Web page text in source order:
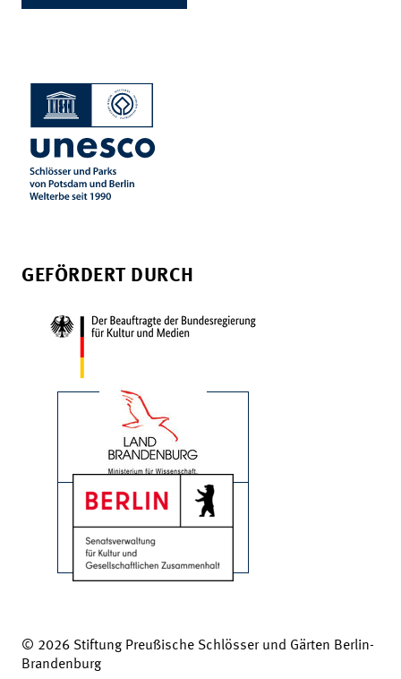
GEFÖRDERT DURCH
© 2026 Stiftung Preußische Schlösser und Gärten Berlin-
Brandenburg